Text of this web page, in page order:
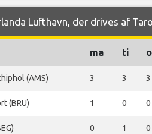
Lufthavn, der drives af
ma ti
(AMS) 3 3 3
(BRU) 1 0 0
0 1 0